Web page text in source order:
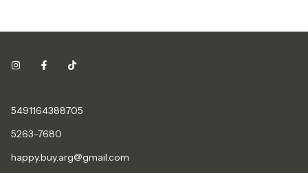
5491164388705
5263-7680
happy.buy.arg@gmail.com